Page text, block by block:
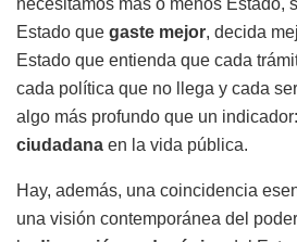
Estado que gaste mejor, decida
Estado que entienda que cada
cada política que no llega y cada
algo más profundo que un
ciudadana en la vida pública.
Hay, además, una coincidencia
una visión contemporánea del